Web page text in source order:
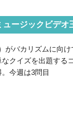
ュージックビデオ
がバカリズムに向け
クイズを出題する
今週は3問目